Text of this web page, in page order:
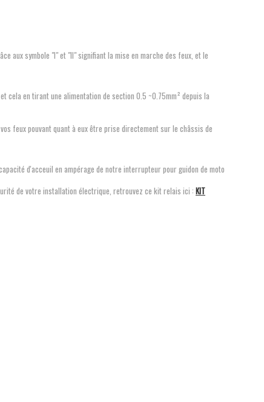
aux symbole "I" et "II" signifiant la mise en marche des feux, et le
en tirant une alimentation de section 0.5 ~0.75mm² depuis la
feux pouvant quant à eux être prise directement sur le châssis de
d'acceuil en ampérage de notre interrupteur pour guidon de moto
de votre installation électrique, retrouvez ce kit relais ici : KIT